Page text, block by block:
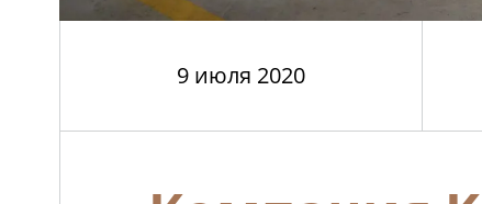
9 июля 2020